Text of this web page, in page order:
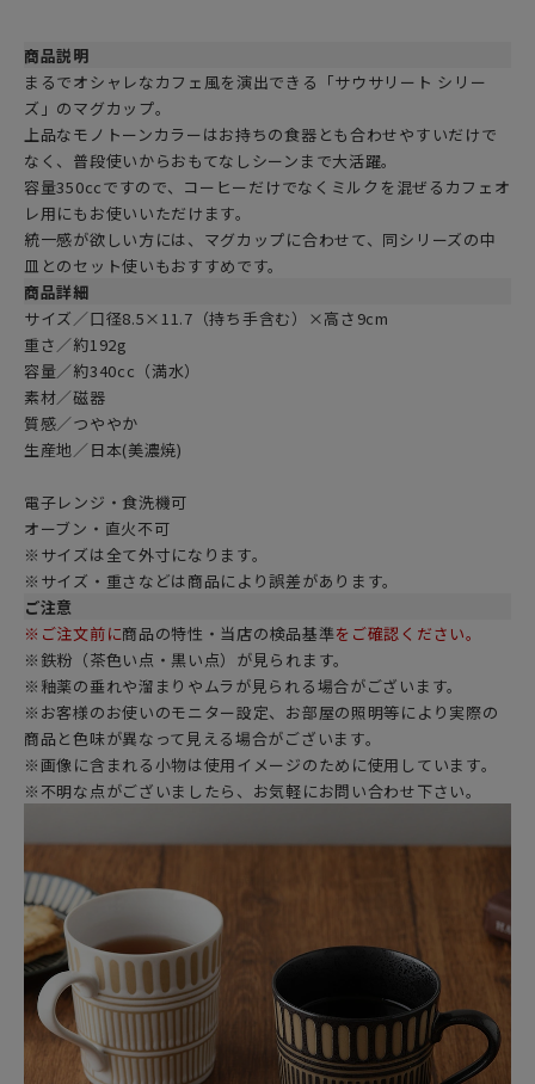
商品説明
まるでオシャレなカフェ風を演出できる「サウサリート シリー
ズ」のマグカップ。
上品なモノトーンカラーはお持ちの食器とも合わせやすいだけで
なく、普段使いからおもてなしシーンまで大活躍。
容量350ccですので、コーヒーだけでなくミルクを混ぜるカフェオ
レ用にもお使いいただけます。
統一感が欲しい方には、マグカップに合わせて、同シリーズの中
皿とのセット使いもおすすめです。
商品詳細
サイズ／口径8.5×11.7（持ち手含む）×高さ9cm
重さ／約192g
容量／約340cc（満水）
素材／磁器
質感／つややか
生産地／日本(美濃焼)
電子レンジ・食洗機可
オーブン・直火不可
※サイズは全て外寸になります。
※サイズ・重さなどは商品により誤差があります。
ご注意
※ご注文前に商品の特性・当店の検品基準をご確認ください。
※鉄粉（茶色い点・黒い点）が見られます。
※釉薬の垂れや溜まりやムラが見られる場合がございます。
※お客様のお使いのモニター設定、お部屋の照明等により実際の
商品と色味が異なって見える場合がございます。
※画像に含まれる小物は使用イメージのために使用しています。
※不明な点がございましたら、お気軽にお問い合わせ下さい。